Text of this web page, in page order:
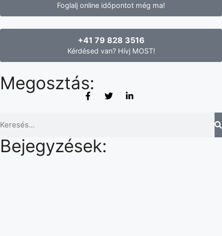
Foglalj online időpontot még ma!
+41 79 828 3516
Kérdésed van? Hívj MOST!
Megosztás:
Bejegyzések: